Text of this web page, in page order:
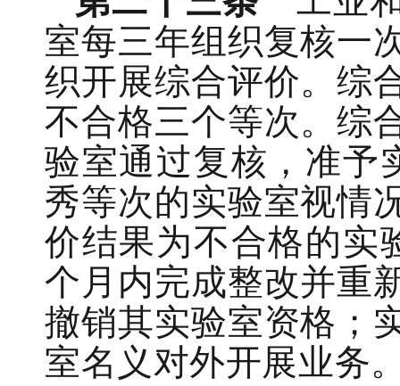
室每三年组织复核一
织开展综合评价。综
不合格三个等次。综
验室通过复核，准予
秀等次的实验室视情
价结果为不合格的实
个月内完成整改并重
撤销其实验室资格 ；
室名义对外开展业务